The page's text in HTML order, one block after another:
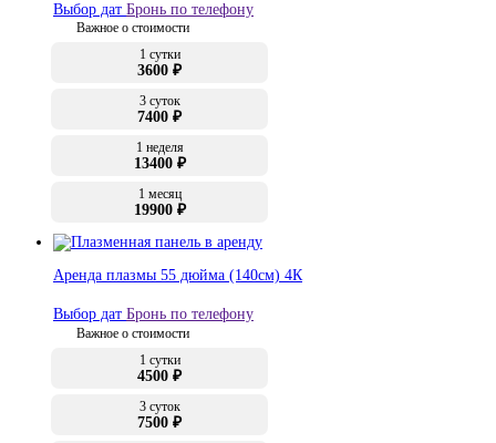
Выбор дат Бронь по телефону
Важное о стоимости
1 сутки
3600 ₽
3 суток
7400 ₽
1 неделя
13400 ₽
1 месяц
19900 ₽
Аренда плазмы 55 дюйма (140см) 4К
Выбор дат Бронь по телефону
Важное о стоимости
1 сутки
4500 ₽
3 суток
7500 ₽